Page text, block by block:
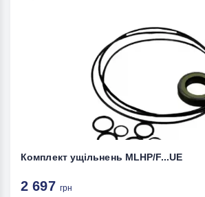
Комплект ущільнень MLHP/F...UE
2 697 грн